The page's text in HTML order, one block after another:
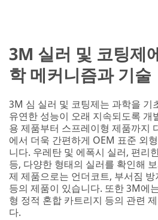
3M 실러 및 코팅제
학 메커니즘과 기술
3M 심 실러 및 코팅제는 과학을 기
유연한 성능이 오래 지속되도록 개
용 제품부터 스프레이형 제품까지
에서 더욱 간편하게 OEM 표준 외
니다. 우레탄 및 에폭시 실러, 편리
등, 다양한 형태의 실러를 확인해
제 제품으로는 언더코트, 부서짐
등의 제품이 있습니다. 또한 3M에
형 정적 혼합 카트리지 등의 관련
다.